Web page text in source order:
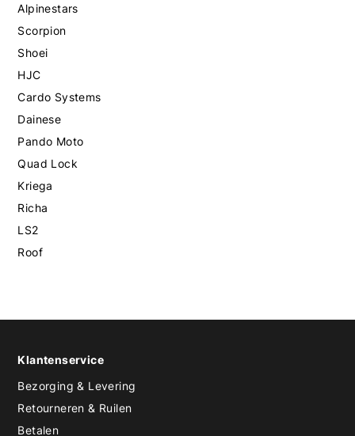
Alpinestars
Scorpion
Shoei
HJC
Cardo Systems
Dainese
Pando Moto
Quad Lock
Kriega
Richa
LS2
Roof
Klantenservice
Bezorging & Levering
Retourneren & Ruilen
Betalen